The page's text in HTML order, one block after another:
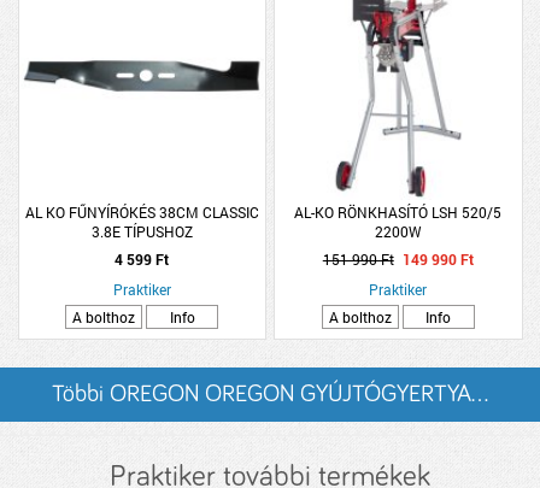
AL KO FŰNYÍRÓKÉS 38CM CLASSIC
3.8E TÍPUSHOZ
4 599 Ft
Praktiker
A bolthoz
Info
AL-KO RÖNKHASÍTÓ LSH 520/5
2200W
151 990 Ft 149 990 Ft
Praktiker
A bolthoz
Info
Többi OREGON OREGON GYÚJTÓGYERTYA...
Praktiker további termékek